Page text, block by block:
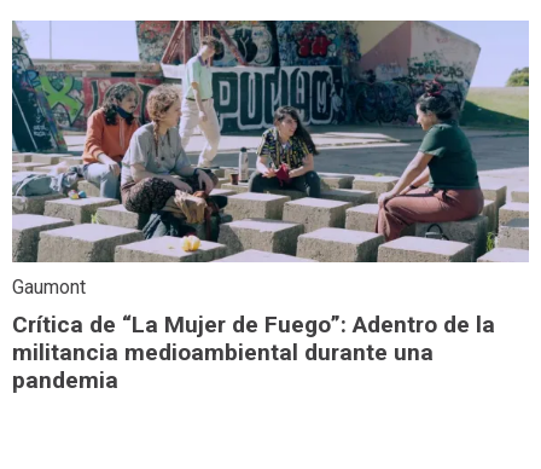
Gaumont
Crítica de “La Mujer de Fuego”: Adentro de la
militancia medioambiental durante una
pandemia